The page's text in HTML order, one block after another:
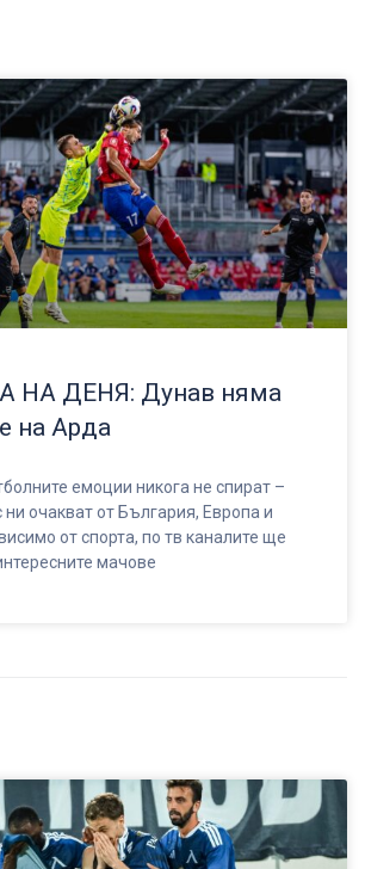
НА ДЕНЯ: Дунав няма
на Арда
емоции никога не спират –
очакват от България, Европа и
от спорта, по тв каналите ще
мачове